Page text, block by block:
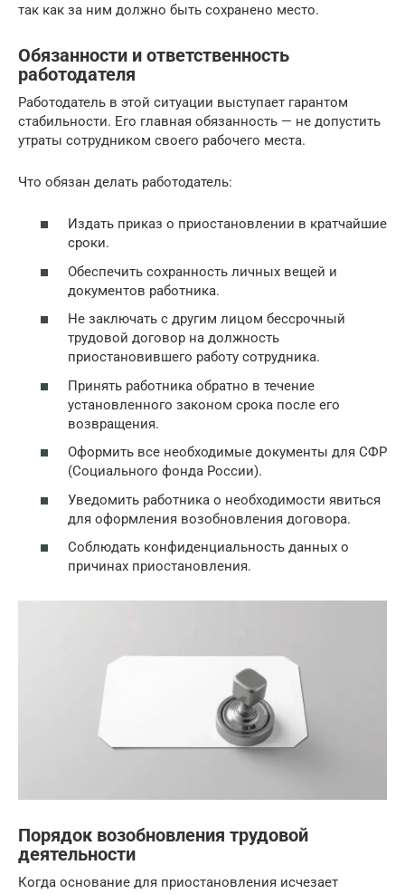
так как за ним должно быть сохранено место.
Обязанности и ответственность
работодателя
Работодатель в этой ситуации выступает гарантом
стабильности. Его главная обязанность — не допустить
утраты сотрудником своего рабочего места.
Что обязан делать работодатель:
Издать приказ о приостановлении в кратчайшие
сроки.
Обеспечить сохранность личных вещей и
документов работника.
Не заключать с другим лицом бессрочный
трудовой договор на должность
приостановившего работу сотрудника.
Принять работника обратно в течение
установленного законом срока после его
возвращения.
Оформить все необходимые документы для СФР
(Социального фонда России).
Уведомить работника о необходимости явиться
для оформления возобновления договора.
Соблюдать конфиденциальность данных о
причинах приостановления.
Порядок возобновления трудовой
деятельности
Когда основание для приостановления исчезает